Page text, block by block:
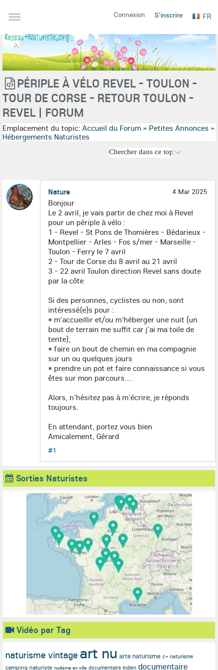
Connexion S'inscrire FR
PÉRIPLE À VÉLO REVEL - TOULON -
TOUR DE CORSE - RETOUR TOULON -
REVEL | FORUM
Emplacement du topic: Accueil du Forum » Petites Annonces »
Hébergements Naturistes
Nature 4 Mar 2025
Bonjour
Le 2 avril, je vais partir de chez moi à Revel
pour un périple à vélo :
1 - Revel - St Pons de Thomières - Bédarieux -
Montpellier - Arles - Fos s/mer - Marseille -
Toulon - Ferry le 7 avril
2 - Tour de Corse du 8 avril au 21 avril
3 - 22 avril Toulon direction Revel sans doute
par la côte
Si des personnes, cyclistes ou non, sont
intéressé(e)s pour :
* m'accueillir et/ou m'héberger une nuit (un
bout de terrain me suffit car j'ai ma toile de
tente),
* faire un bout de chemin en ma compagnie
sur un ou quelques jours
* prendre un pot et faire connaissance si vous
êtes sur mon parcours....
Alors, n'hésitez pas à m'écrire, je réponds
toujours.
En attendant, portez vous bien
Amicalement, Gérard
#1
Sorties Naturistes
Vidéo par Tag
naturisme vintage art nu arte naturisme c+ naturisme
camping naturiste nudisme en ville documentaire indien documentaire